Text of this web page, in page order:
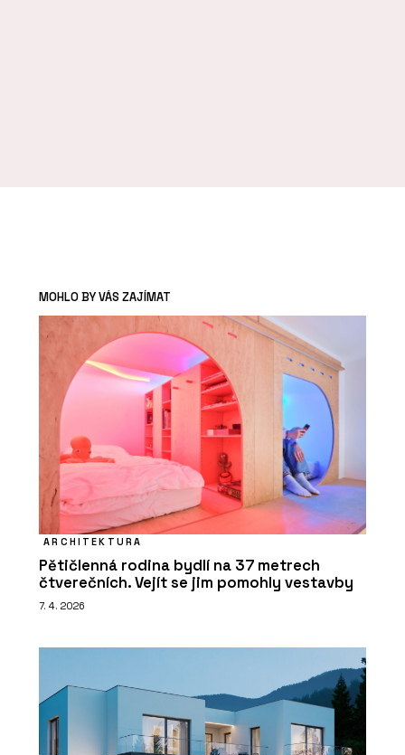
MOHLO BY VÁS ZAJÍMAT
ARCHITEKTURA
Pětičlenná rodina bydlí na 37 metrech
čtverečních. Vejít se jim pomohly vestavby
7. 4. 2026